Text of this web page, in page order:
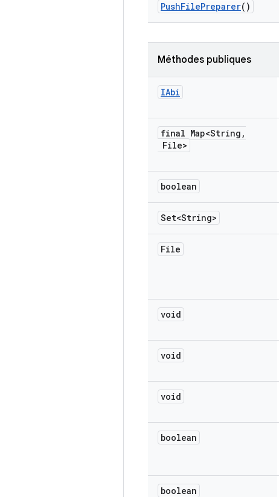
PushFilePreparer()
Méthodes publiques
IAbi
final Map<String ,
File>
boolean
Set<String>
File
void
void
void
boolean
boolean